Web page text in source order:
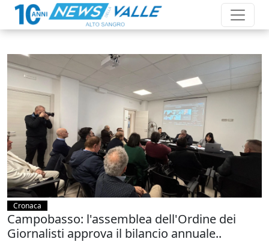
Cronaca
Campobasso: l'assemblea dell'Ordine dei
Giornalisti approva il bilancio annuale..